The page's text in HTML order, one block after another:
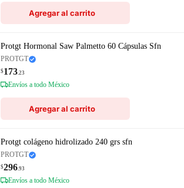
Agregar al carrito
Protgt Hormonal Saw Palmetto 60 Cápsulas Sfn
PROTGT
$173.23
Envíos a todo México
Agregar al carrito
Protgt colágeno hidrolizado 240 grs sfn
PROTGT
$296.93
Envíos a todo México